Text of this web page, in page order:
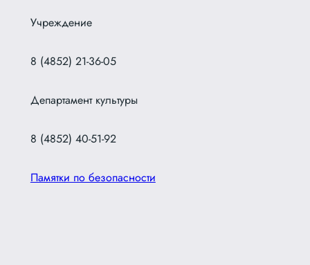
Учреждение
8 (4852) 21-36-05
Департамент культуры
8 (4852) 40-51-92
Памятки по безопасности